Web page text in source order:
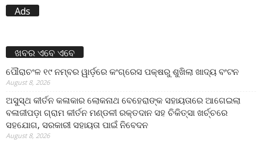
Ads
ଖବର ଏବେ ଏବେ
ପୌରାଚଂଳ ୧୯ ନମ୍ବର ୱାର୍ଡ଼ରେ କଂଗ୍ରେସ ପକ୍ଷରୁ ଶୁଖିଲା ଖାଦ୍ୟ ବଂଟନ
August 8, 2026
ଅସୁସ୍ଥ କୀର୍ତନ କଳାକାର ଲୋକନାଥ ବେହେରାଙ୍କ ସହାୟତାରେ ଆଗେଇଲା
ବଳାଜୀପଡ଼ା ଗ୍ରାମ କୀର୍ତନ ମଣ୍ଡଳୀ ରକ୍ତଦାନ ସହ ଚିକିତ୍ସା ଖର୍ଚ୍ଚରେ
ସହଯୋଗ, ସରକାରୀ ସହାୟତା ପାଇଁ ନିବେଦନ
August 8, 2026